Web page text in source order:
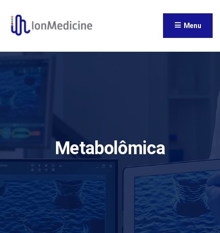
Menu
Metabolômica